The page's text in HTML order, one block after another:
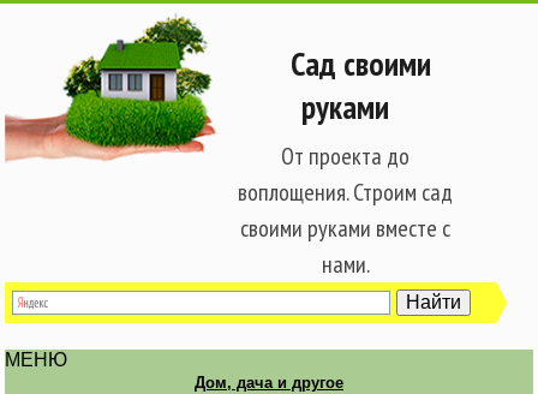
Сад своими
руками
От проекта до
воплощения. Строим сад
своими руками вместе с
нами.
МЕНЮ
Дом, дача и другое